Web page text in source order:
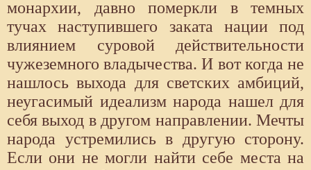
монархии, давно померкли в темных
тучах наступившего заката нации под
влиянием суровой действительности
чужеземного владычества. И вот когда не
нашлось выхода для светских амбиций,
неугасимый идеализм народа нашел для
себя выход в другом направлении. Мечты
народа устремились в другую сторону.
Если они не могли найти себе места на